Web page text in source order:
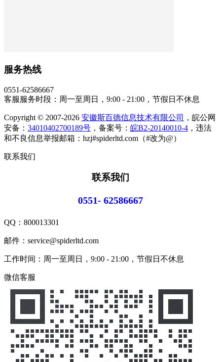
服务热线
0551-62586667
客服服务时段：周一至周日，9:00 - 21:00，节假日不休息
Copyright © 2007-2026 安徽斯百德信息技术有限公司
，皖公网
安备： 34010402700189号 ，备案号： 皖B2-20140010-4 ，违法
和不良信息举报邮箱：hzj#spiderltd.com（#改为@）
联系我们
联系我们
0551- 62586667
QQ： 800013301
邮件：service@spiderltd.com
工作时间：周一至周日，9:00 - 21:00，节假日不休息
微信客服